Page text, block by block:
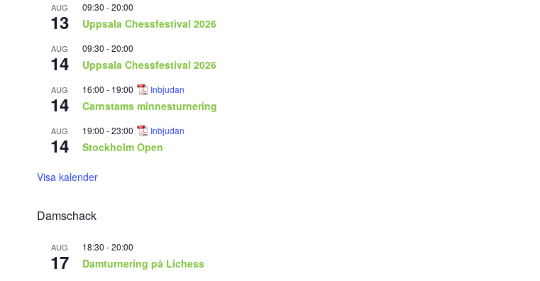
AUG
13
09:30 -20:00
Uppsala Chessfestival 2026
AUG
14
09:30 -20:00
Uppsala Chessfestival 2026
AUG
14
16:00 - 19:00 Inbjudan
Carnstams minnesturnering
AUG
14
19:00 -23:00 Inbjudan
Stockholm Open
Visa kalender
Damschack
AUG
17
18:30 -20:00
Damturnering på Lichess